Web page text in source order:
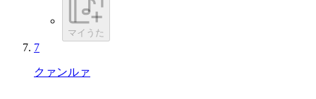
マイうた
7
クァンルァ